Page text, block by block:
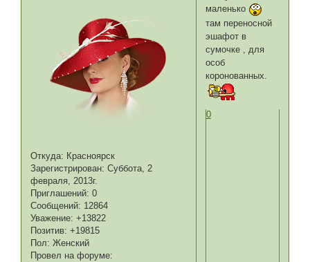
Откуда: Красноярск
Зарегистрирован: Суббота, 2
февраля, 2013г.
Приглашений: 0
Сообщений: 12864
Уважение: +13822
Позитив: +19815
Пол: Женский
Провел на форуме:
маленько
там переносной
эшафот в
сумочке , для
особ
коронованных.
0